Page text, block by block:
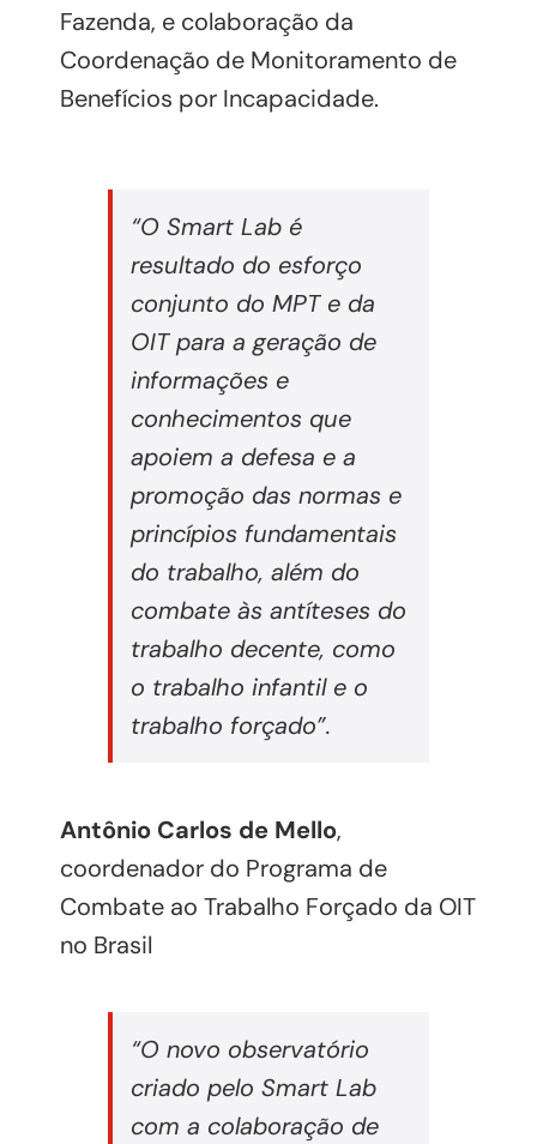
Fazenda, e colaboração da
Coordenação de Monitoramento de
Benefícios por Incapacidade.
“O Smart Lab é
resultado do esforço
conjunto do MPT e da
OIT para a geração de
informações e
conhecimentos que
apoiem a defesa e a
promoção das normas e
princípios fundamentais
do trabalho, além do
combate às antíteses do
trabalho decente, como
o trabalho infantil e o
trabalho forçado”.
Antônio Carlos de Mello,
coordenador do Programa de
Combate ao Trabalho Forçado da OIT
no Brasil
“O novo observatório
criado pelo Smart Lab
com a colaboração de